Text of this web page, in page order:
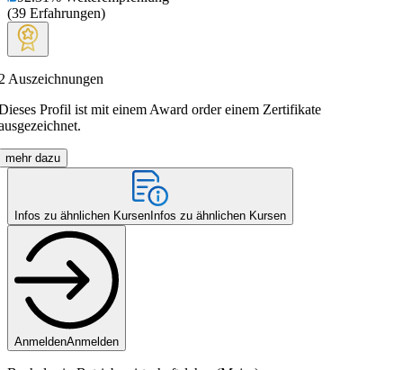
(39 Erfahrungen)
Auszeichnungen
Profil ist mit einem Award order einem Zertifikate
mehr dazu
Infos zu ähnlichen Kursen Infos zu ähnlichen Kursen
AnmeldenAnmelden